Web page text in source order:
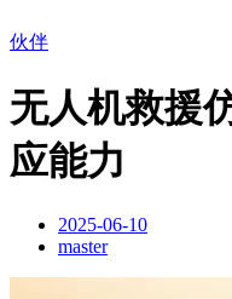
伙伴
无人机救援
应能力
2025-06-10
master